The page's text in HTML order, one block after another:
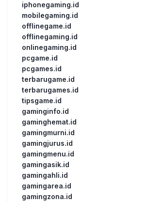
iphonegaming.id
mobilegaming.id
offlinegame.id
offlinegaming.id
onlinegaming.id
pcgame.id
pcgames.id
terbarugame.id
terbarugames.id
tipsgame.id
gaminginfo.id
gaminghemat.id
gamingmurni.id
gamingjurus.id
gamingmenu.id
gamingasik.id
gamingahli.id
gamingarea.id
gamingzona.id